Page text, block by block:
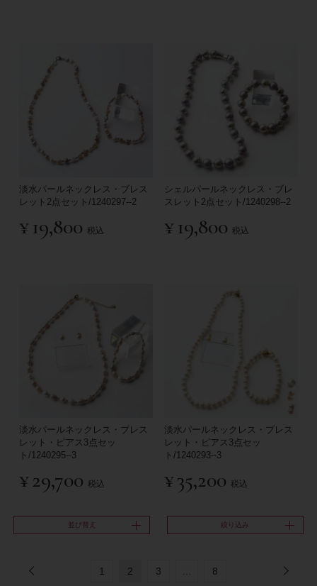
淡水パールネックレス・ブレス
レット2点セット/1240297--2
¥ 19,800 税込
シェルパールネックレス・ブレ
スレット2点セット/1240298--2
¥ 19,800 税込
淡水パールネックレス・ブレス
レット・ピアス3点セッ
ト/1240295--3
¥29,700 税込
淡水パールネックレス・ブレス
レット・ピアス3点セッ
ト/1240293--3
¥35,200 税込
並び替え 絞り込み
1 2 3 8